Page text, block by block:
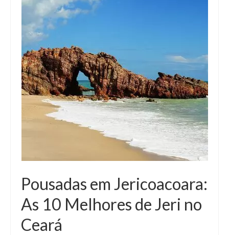
Pousadas em Jericoacoara:
As 10 Melhores de Jeri no
Ceará